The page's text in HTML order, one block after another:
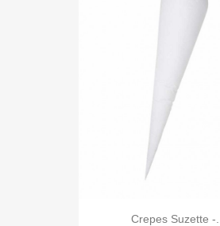
Crepes Suzette -...